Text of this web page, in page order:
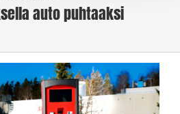
auto puhtaaksi